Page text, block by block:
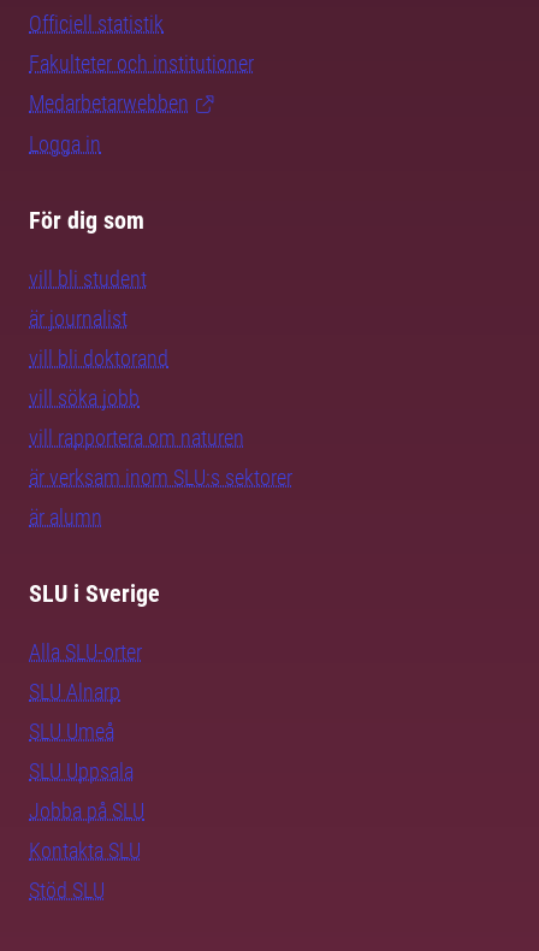
Officiell statistik
Fakulteter och institutioner
Medarbetarwebben
Logga in
För dig som
vill bli student
är journalist
vill bli doktorand
vill söka jobb
vill rapportera om naturen
är verksam inom SLU:s sektorer
är alumn
SLU i Sverige
Alla SLU-orter
SLU Alnarp
SLU Umeå
SLU Uppsala
Jobba på SLU
Kontakta SLU
Stöd SLU